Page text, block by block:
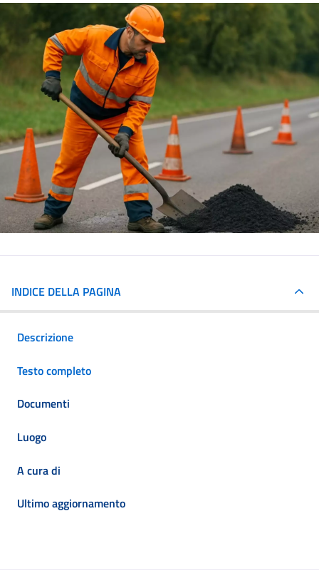
INDICE DELLA PAGINA
Descrizione
Testo completo
Documenti
Luogo
A cura di
Ultimo aggiornamento